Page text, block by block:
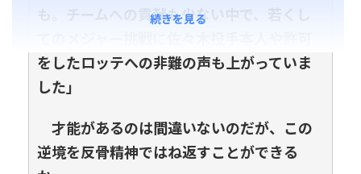
も。チームへの貢献も少ない中で、若くし
をしたロッテへの非難の声も上がっていま
した」
才能があるのは間違いないのだが、この
逆境を反骨精神ではね返すことができる
続きを見る